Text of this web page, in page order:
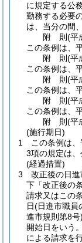
に規定する公
勤務する必要
は、当分の間
附 則(平
この条例は、
附 則(平
この条例は、
附 則(平
この条例は、
附 則(平
この条例は、
附 則(平
(施行期日)
1
この条例は
3項の規定は、
(経過措置)
3
改正後の日
下「改正後の
請求又はこの
日(日進市職員
進市規則第8号)
開始日をいう
による請求を